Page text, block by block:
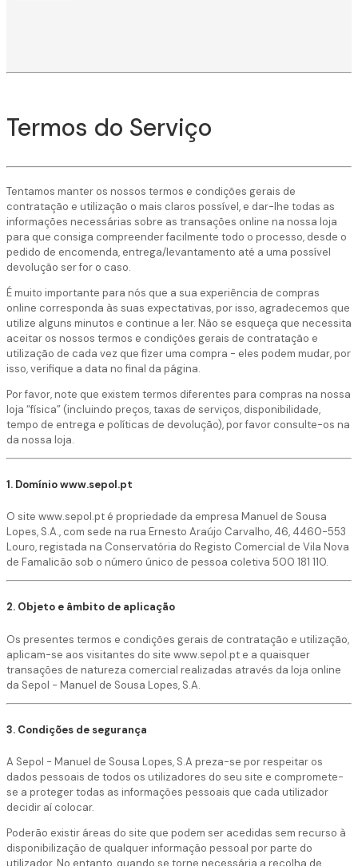
Termos do Serviço
Tentamos manter os nossos termos e condições gerais de
contratação e utilização o mais claros possível, e dar-lhe todas as
informações necessárias sobre as transações online na nossa loja
para que consiga compreender facilmente todo o processo, desde o
pedido de encomenda, entrega/levantamento até a uma possível
devolução ser for o caso.
É muito importante para nós que a sua experiência de compras
online corresponda às suas expectativas, por isso, agradecemos que
utilize alguns minutos e continue a ler. Não se esqueça que necessita
aceitar os nossos termos e condições gerais de contratação e
utilização de cada vez que fizer uma compra - eles podem mudar, por
isso, verifique a data no final da página.
Por favor, note que existem termos diferentes para compras na nossa
loja “física” (incluindo preços, taxas de serviços, disponibilidade,
tempo de entrega e políticas de devolução), por favor consulte-os na
da nossa loja.
1. Domínio www.sepol.pt
O site www.sepol.pt é propriedade da empresa Manuel de Sousa
Lopes, S.A., com sede na rua Ernesto Araújo Carvalho, 46, 4460-553
Louro, registada na Conservatória do Registo Comercial de Vila Nova
de Famalicão sob o número único de pessoa coletiva 500 181 110.
2. Objeto e âmbito de aplicação
Os presentes termos e condições gerais de contratação e utilização,
aplicam-se aos visitantes do site www.sepol.pt e a quaisquer
transações de natureza comercial realizadas através da loja online
da Sepol - Manuel de Sousa Lopes, S.A.
3. Condições de segurança
A Sepol - Manuel de Sousa Lopes, S.A preza-se por respeitar os
dados pessoais de todos os utilizadores do seu site e compromete-
se a proteger todas as informações pessoais que cada utilizador
decidir aí colocar.
Poderão existir áreas do site que podem ser acedidas sem recurso à
disponibilização de qualquer informação pessoal por parte do